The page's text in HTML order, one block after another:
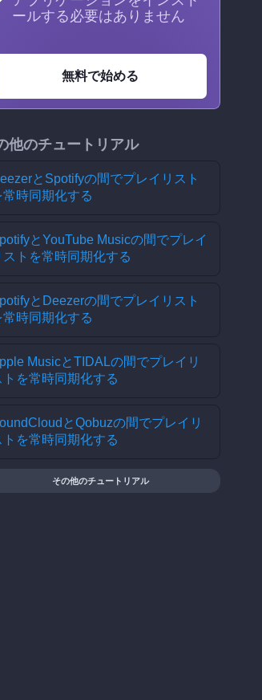
ールする必要はありません
無料で始める
他のチュートリアル
とSpotifyの間でプレイリスト
常時同期化する
とYouTube Musicの間でプレイ
ストを常時同期化する
とDeezerの間でプレイリスト
常時同期化する
MusicとTIDALの間でプレイリ
トを常時同期化する
とQobuzの間でプレイリ
トを常時同期化する
その他のチュートリアル